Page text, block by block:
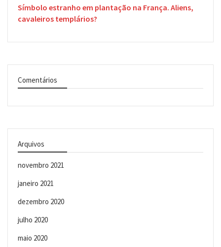
Símbolo estranho em plantação na França. Aliens,
cavaleiros templários?
Comentários
Arquivos
novembro 2021
janeiro 2021
dezembro 2020
julho 2020
maio 2020